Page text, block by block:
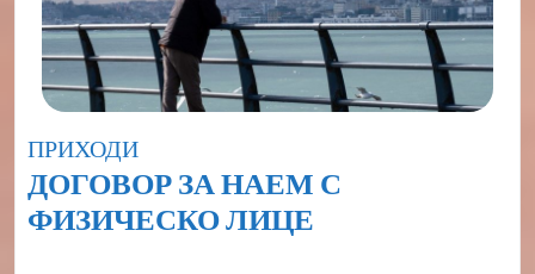
ПРИХОДИCategory
ДОГОВОР ЗА НАЕМ С
ФИЗИЧЕСКО ЛИЦЕ